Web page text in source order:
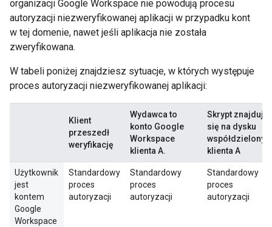
organizacji Google Workspace nie powodują procesu
autoryzacji niezweryfikowanej aplikacji w przypadku kont
w tej domenie, nawet jeśli aplikacja nie została
zweryfikowana.
W tabeli poniżej znajdziesz sytuacje, w których występuje
proces autoryzacji niezweryfikowanej aplikacji:
Klient
przeszedł
weryfikację
Wydawca to
konto Google
Workspace
klienta A.
Skrypt znajduje
się na dysku
klienta A
Użytkownik
jest
kontem
Google
Workspace
Standardowy
proces
autoryzacji
Standardowy
proces
autoryzacji
Standardowy
proces
autoryzacji